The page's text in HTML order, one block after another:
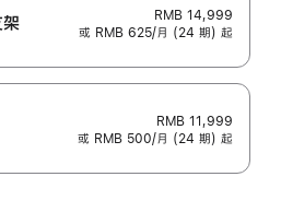
架
RMB 14,999
或 RMB 625/月 (24 期) 起
RMB 11,999
或 RMB 500/月 (24 期) 起